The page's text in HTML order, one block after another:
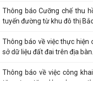
Thông báo Cưỡng chế thu
tuyến đường từ khu đô thị
Thông báo về việc thực
sở dữ liệu đất đai trên địa bàn...
Thông báo về việc công
tặng, truy tặng Huy chương